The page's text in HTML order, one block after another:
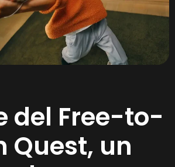
del Free-to-
Quest, un